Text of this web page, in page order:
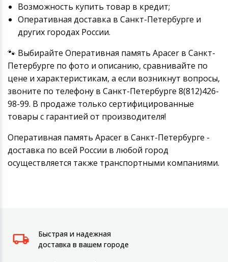
Возможность купить товар в кредит;
Оперативная доставка в Санкт-Петербурге и
других городах России.
🐾 Выбирайте Оперативная память Apacer в Санкт-
Петербурге по фото и описанию, сравнивайте по
цене и характеристикам, а если возникнут вопросы,
звоните по телефону в Санкт-Петербурге 8(812)426-
98-99. В продаже только сертифицированные
товары с гарантией от производителя!
Оперативная память Apacer в Санкт-Петербурге -
доставка по всей России в любой город
осуществляется также транспортными компаниями.
Быстрая и надежная
доставка в вашем городе